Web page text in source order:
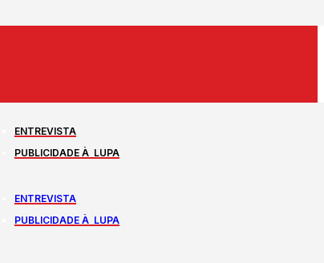
ENTREVISTA
PUBLICIDADE À LUPA
ENTREVISTA
PUBLICIDADE À LUPA